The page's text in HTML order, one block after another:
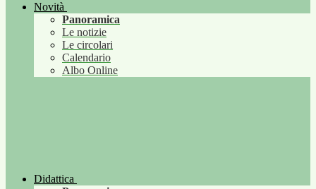
Novità
Panoramica
Le notizie
Le circolari
Calendario
Albo Online
Didattica